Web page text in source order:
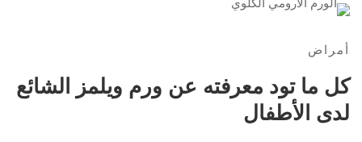
أمراض
كل ما تود معرفته عن ورم ويلمز الشائع
لدى الأطفال